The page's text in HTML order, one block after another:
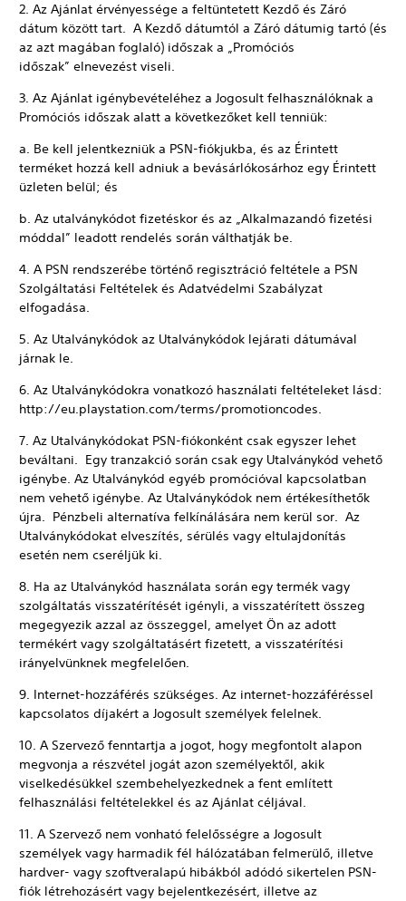
2. Az Ajánlat érvényessége a feltüntetett Kezdő és Záró
dátum között tart. A Kezdő dátumtól a Záró dátumig tartó (és
az azt magában foglaló) időszak a „Promóciós
időszak” elnevezést viseli.
3. Az Ajánlat igénybevételéhez a Jogosult felhasználóknak a
Promóciós időszak alatt a következőket kell tenniük:
a. Be kell jelentkezniük a PSN-fiókjukba, és az Érintett
terméket hozzá kell adniuk a bevásárlókosárhoz egy Érintett
üzleten belül; és
b. Az utalványkódot fizetéskor és az „Alkalmazandó fizetési
móddal” leadott rendelés során válthatják be.
4. A PSN rendszerébe történő regisztráció feltétele a PSN
Szolgáltatási Feltételek és Adatvédelmi Szabályzat
elfogadása.
5. Az Utalványkódok az Utalványkódok lejárati dátumával
járnak le.
6. Az Utalványkódokra vonatkozó használati feltételeket lásd:
http://eu.playstation.com/terms/promotioncodes.
7. Az Utalványkódokat PSN-fiókonként csak egyszer lehet
beváltani. Egy tranzakció során csak egy Utalványkód vehető
igénybe. Az Utalványkód egyéb promócióval kapcsolatban
nem vehető igénybe. Az Utalványkódok nem értékesíthetők
újra. Pénzbeli alternatíva felkínálására nem kerül sor. Az
Utalványkódokat elveszítés, sérülés vagy eltulajdonítás
esetén nem cseréljük ki.
8. Ha az Utalványkód használata során egy termék vagy
szolgáltatás visszatérítését igényli, a visszatérített összeg
megegyezik azzal az összeggel, amelyet Ön az adott
termékért vagy szolgáltatásért fizetett, a visszatérítési
irányelvünknek megfelelően.
9. Internet-hozzáférés szükséges. Az internet-hozzáféréssel
kapcsolatos díjakért a Jogosult személyek felelnek.
10. A Szervező fenntartja a jogot, hogy megfontolt alapon
megvonja a részvétel jogát azon személyektől, akik
viselkedésükkel szembehelyezkednek a fent említett
felhasználási feltételekkel és az Ajánlat céljával.
11. A Szervező nem vonható felelősségre a Jogosult
személyek vagy harmadik fél hálózatában felmerülő, illetve
hardver- vagy szoftveralapú hibákból adódó sikertelen PSN-
fiók létrehozásért vagy bejelentkezésért, illetve az